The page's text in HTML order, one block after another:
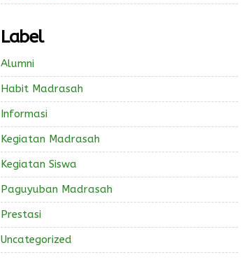
Label
Alumni
Habit Madrasah
Informasi
Kegiatan Madrasah
Kegiatan Siswa
Paguyuban Madrasah
Prestasi
Uncategorized